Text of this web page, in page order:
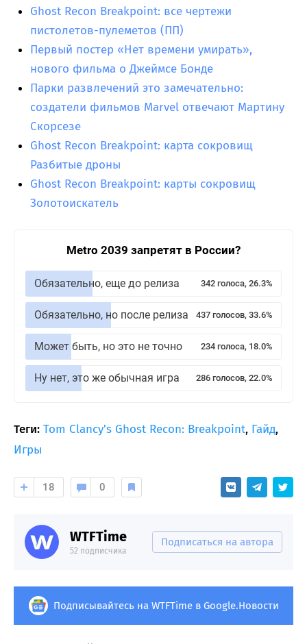
Ghost Recon Breakpoint: все чертежи
пистолетов-пулеметов (ПП)
Первый постер «Нет времени умирать»,
нового фильма о Джеймсе Бонде
Парки развлечений это замечательно:
создатели фильмов Marvel отвечают Мартину
Скорсезе
Ghost Recon Breakpoint: карта сокровищ
Разбитые дроны
Ghost Recon Breakpoint: карты сокровищ
Золотоискатель
Metro 2039 запретят в России?
Обязательно, еще до релиза 342 голоса, 26.3%
Обязательно, но после релиза 437 голосов, 33.6%
Может быть, но это не точно 234 голоса, 18.0%
Ну нет, это же обычная игра 286 голосов, 22.0%
Теги: Tom Clancy's Ghost Recon: Breakpoint, Гайд,
Игры
18 0
WTFTime
52 подписчика
Подписаться на автора
Подписывайтесь на WTFTime в Google.Новости